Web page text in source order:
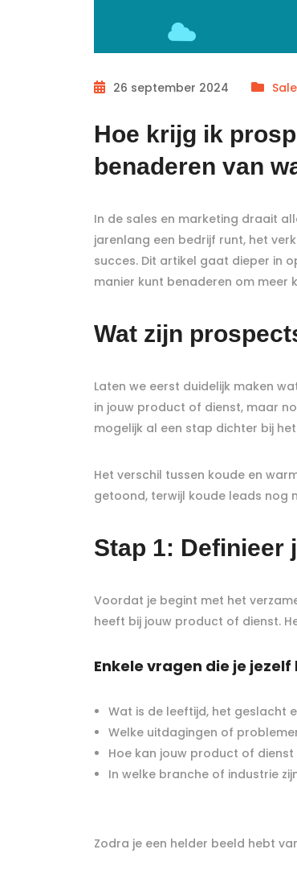
26 september 2024
Hoe krijg ik
benaderen van
In de sales en marketing draait
jarenlang een bedrijf runt, het
succes. Dit artikel gaat dieper in
manier kunt benaderen om meer
Wat zijn
Laten we eerst duidelijk maken
in jouw product of dienst, maar
mogelijk al een stap dichter bij
Het verschil tussen koude en
getoond, terwijl koude leads nog
Stap 1: Definieer
Voordat je begint met het
heeft bij jouw product of dienst.
Enkele vragen die je
Wat is de leeftijd, het geslacht
Welke uitdagingen of
Hoe kan jouw product of
In welke branche of industrie
Zodra je een helder beeld hebt